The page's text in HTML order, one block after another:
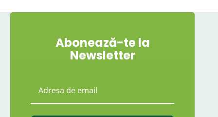
Abonează-te la
Newsletter